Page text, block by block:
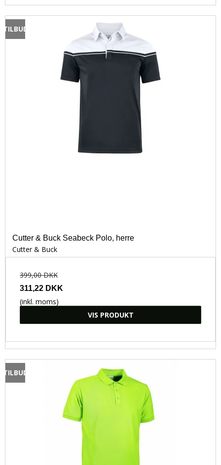
TILBUD
Cutter & Buck Seabeck Polo, herre
Cutter & Buck
399,00 DKK
311,22 DKK
(inkl. moms)
VIS PRODUKT
TILBUD